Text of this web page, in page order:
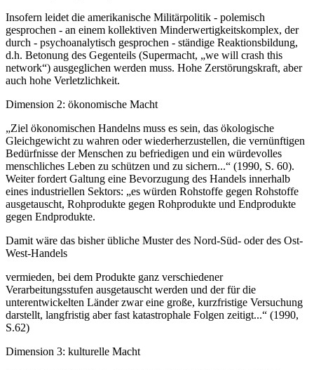
Insofern leidet die amerikanische Militärpolitik - polemisch
gesprochen - an einem kollektiven Minderwertigkeitskomplex, der
durch - psychoanalytisch gesprochen - ständige Reaktionsbildung,
d.h. Betonung des Gegenteils (Supermacht, „we will crash this
network“) ausgeglichen werden muss. Hohe Zerstörungskraft, aber
auch hohe Verletzlichkeit.
Dimension 2: ökonomische Macht
„Ziel ökonomischen Handelns muss es sein, das ökologische
Gleichgewicht zu wahren oder wiederherzustellen, die vernünftigen
Bedürfnisse der Menschen zu befriedigen und ein würdevolles
menschliches Leben zu schützen und zu sichern...“ (1990, S. 60).
Weiter fordert Galtung eine Bevorzugung des Handels innerhalb
eines industriellen Sektors: „es würden Rohstoffe gegen Rohstoffe
ausgetauscht, Rohprodukte gegen Rohprodukte und Endprodukte
gegen Endprodukte.
Damit wäre das bisher übliche Muster des Nord-Süd- oder des Ost-
West-Handels
vermieden, bei dem Produkte ganz verschiedener
Verarbeitungsstufen ausgetauscht werden und der für die
unterentwickelten Länder zwar eine große, kurzfristige Versuchung
darstellt, langfristig aber fast katastrophale Folgen zeitigt...“ (1990,
S.62)
Dimension 3: kulturelle Macht